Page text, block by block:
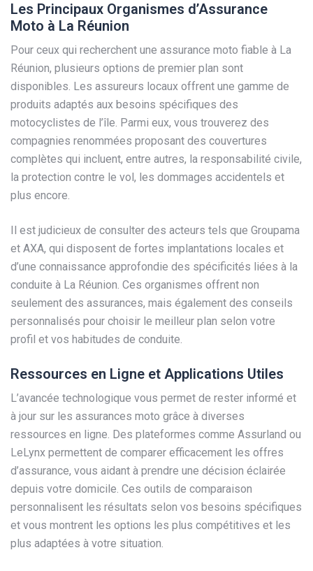
Les Principaux Organismes d’Assurance
Moto à La Réunion
Pour ceux qui recherchent une assurance moto fiable à La
Réunion, plusieurs options de premier plan sont
disponibles. Les assureurs locaux offrent une gamme de
produits adaptés aux besoins spécifiques des
motocyclistes de l’île. Parmi eux, vous trouverez des
compagnies renommées proposant des couvertures
complètes qui incluent, entre autres, la responsabilité civile,
la protection contre le vol, les dommages accidentels et
plus encore.
Il est judicieux de consulter des acteurs tels que Groupama
et AXA, qui disposent de fortes implantations locales et
d’une connaissance approfondie des spécificités liées à la
conduite à La Réunion. Ces organismes offrent non
seulement des assurances, mais également des conseils
personnalisés pour choisir le meilleur plan selon votre
profil et vos habitudes de conduite.
Ressources en Ligne et Applications Utiles
L’avancée technologique vous permet de rester informé et
à jour sur les assurances moto grâce à diverses
ressources en ligne. Des plateformes comme Assurland ou
LeLynx permettent de comparer efficacement les offres
d’assurance, vous aidant à prendre une décision éclairée
depuis votre domicile. Ces outils de comparaison
personnalisent les résultats selon vos besoins spécifiques
et vous montrent les options les plus compétitives et les
plus adaptées à votre situation.